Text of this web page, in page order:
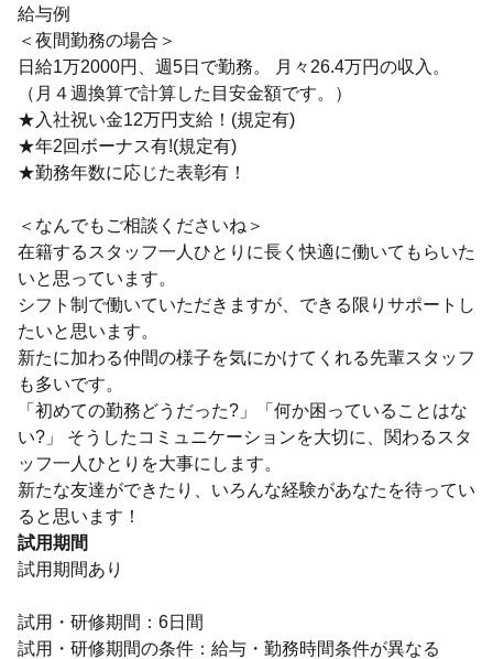
給与例
＜夜間勤務の場合＞
日給1万2000円、週5日で勤務。 月々26.4万円の収入。
（月４週換算で計算した目安金額です。）
★入社祝い金12万円支給！(規定有)
★年2回ボーナス有!(規定有)
★勤務年数に応じた表彰有！
＜なんでもご相談くださいね＞
在籍するスタッフ一人ひとりに長く快適に働いてもらいた
いと思っています。
シフト制で働いていただきますが、できる限りサポートし
たいと思います。
新たに加わる仲間の様子を気にかけてくれる先輩スタッフ
も多いです。
「初めての勤務どうだった?」「何か困っていることはな
い?」 そうしたコミュニケーションを大切に、関わるスタ
ッフ一人ひとりを大事にします。
新たな友達ができたり、いろんな経験があなたを待ってい
ると思います！
試用期間
試用期間あり
試用・研修期間：6日間
試用・研修期間の条件：給与・勤務時間条件が異なる